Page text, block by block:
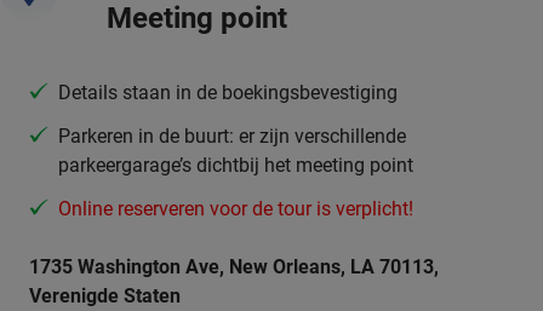
Meeting point
Details staan in de boekingsbevestiging
Parkeren in de buurt: er zijn verschillende
parkeergarage’s dichtbij het meeting point
Online reserveren voor de tour is verplicht!
1735 Washington Ave, New Orleans, LA 70113,
Verenigde Staten